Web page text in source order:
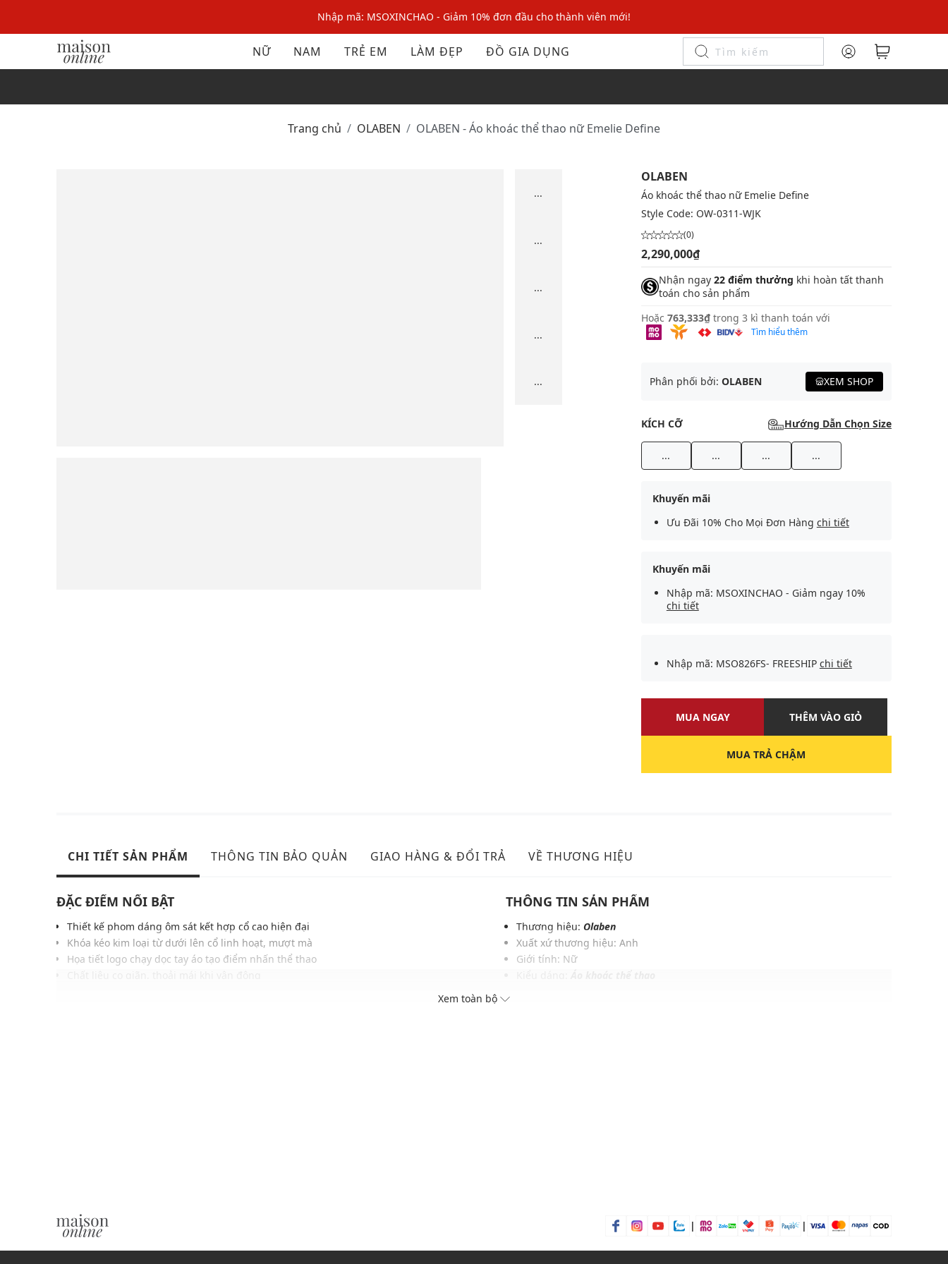
Nhập mã: MSOXINCHAO - Giảm 10% đơn đầu cho thành viên mới!
Nhập mã MSOPAY100: giảm ngay 10% khi thanh toán trực tuyến
Nhập mã: MSOXINCHAO - Giảm 10% đơn đầu cho thành viên mới!
NỮ NAM TRẺ EM LÀM ĐẸP ĐỒ GIA DỤNG
Trang chủ OLABEN OLABEN - Áo khoác thể thao nữ Emelie Define
...
...
...
...
...
OLABEN
Áo khoác thể thao nữ Emelie Define
Style Code: OW-0311-WJK
(0)
2,290,000₫
Nhận ngay 22 điểm thưởng khi hoàn tất thanh
toán cho sản phẩm
Hoặc 763,333₫ trong 3 kì thanh toán với
Tìm hiểu thêm
Phân phối bởi: OLABEN XEM SHOP
KÍCH CỠ Hướng Dẫn Chọn Size
... ... ... ...
Khuyến mãi
Ưu Đãi 10% Cho Mọi Đơn Hàng chi tiết
Khuyến mãi
Nhập mã: MSOXINCHAO - Giảm ngay 10%
chi tiết
Nhập mã: MSO826FS- FREESHIP chi tiết
MUA NGAY THÊM VÀO GIỎ
MUA TRẢ CHẬM
CHI TIẾT SẢN PHẨM THÔNG TIN BẢO QUẢN GIAO HÀNG & ĐỔI TRẢ VỀ THƯƠNG HIỆU
ĐẶC ĐIỂM NỔI BẬT
Thiết kế phom dáng ôm sát kết hợp cổ cao hiện đại
Khóa kéo kim loại từ dưới lên cổ linh hoạt, mượt mà
Họa tiết logo chạy dọc tay áo tạo điểm nhấn thể thao
THÔNG TIN SẢN PHẨM
Thương hiệu: Olaben
Xuất xứ thương hiệu: Anh
Giới tính: Nữ
Xem toàn bộ
| |